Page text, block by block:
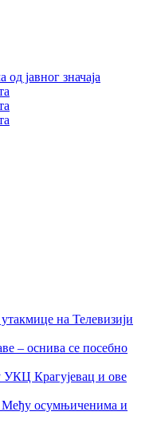
јавног значаја
на Телевизији
– оснива се посебно
УКЦ Крагујевац и ове
Међу осумњиченима и